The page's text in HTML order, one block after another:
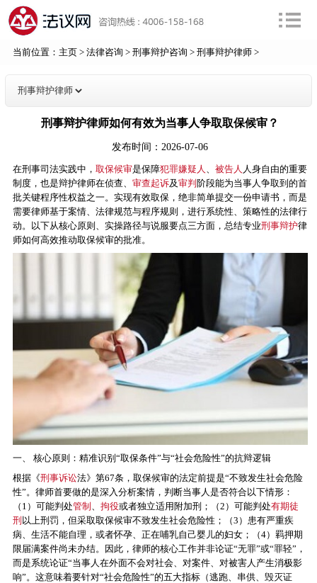
当前位置： 主页> 法律咨询 > 刑事辩护咨询 > 刑事辩护律师>
刑事辩护律师如何有效为当事人争取取保候审？
发布时间：2026-07-06
在刑事司法实践中， 取保候审是保障犯罪嫌疑人 被告人 人身自由的重要
制度，也是辩护律师在侦查、 审查起诉及审判阶段能为当事人争取到的首
批关键程序性权益之一。实现有效取保，绝非简单提交一份申请书，而是
需要律师基于案情、法律规范与程序规则，进行系统性、策略性的法律行
动。以下从核心原则、实操路径与说服要点三方面，总结专业刑事辩护律
师如何高效推动取保候审的批准。
一、 核心原则：精准识别“取保条件”与“社会危险性”的抗辩逻辑
根据《刑事诉讼法》第67条，取保候审的法定前提是“不致发生社会危险
性”。律师首要做的是深入分析案情，判断当事人是否符合以下情形：
（1）可能判处管制 拘役或者独立适用附加刑；（2）可能判处有期徒
刑 以上刑罚，但采取取保候审不致发生社会危险性；（3）患有严重疾
病、生活不能自理，或者怀孕、正在哺乳自己婴儿的妇女；（4）羁押期
限届满案件尚未办结。因此，律师的核心工作并非论证“无罪”或“罪轻”，
而是系统论证“当事人在外面不会对社会、对案件、对被害人产生消极影
响”。这意味着要针对“社会危险性”的五大指标（逃跑、串供、毁灭证